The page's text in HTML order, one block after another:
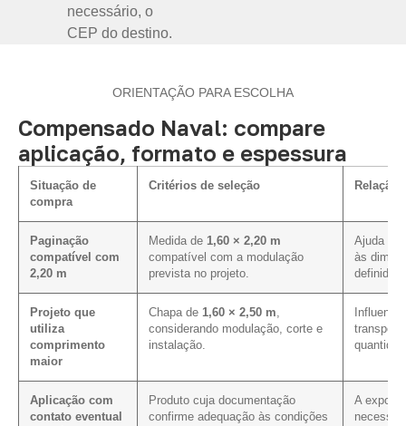
necessário, o
CEP do destino.
ORIENTAÇÃO PARA ESCOLHA
Compensado Naval: compare
aplicação, formato e espessura
Situação de
compra
Critérios de seleção Relação
Paginação
compatível com
2,20 m
Medida de 1,60 × 2,20 m
compatível com a modulação
prevista no projeto.
Ajuda a
às
definidas.
Projeto que
utiliza
comprimento
maior
Chapa de 1,60 × 2,50 m
considerando modulação, corte e
instalação.
Aplicação com
contato eventual
Produto cuja documentação
confirme adequação às condições
A